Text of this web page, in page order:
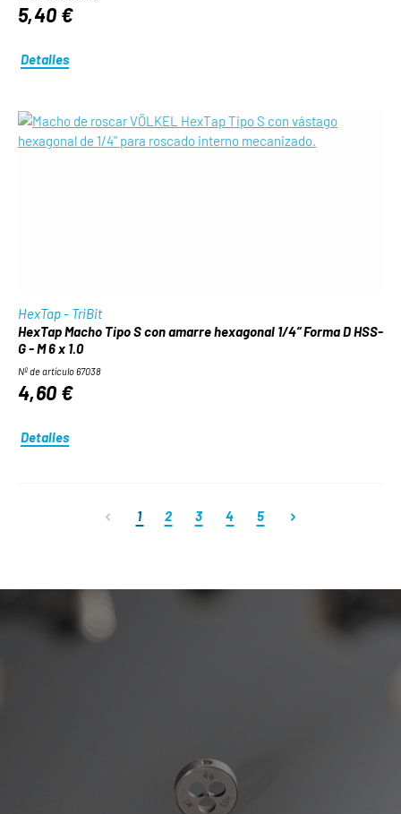
5,40 €
Detalles
HexTap - TriBit
HexTap Macho Tipo S con amarre hexagonal 1/4“ Forma D HSS-
G - M 6 x 1.0
Nº de artículo 67038
4,60 €
Detalles
Página
1 Página
2 Página
3 Página
4 Página
5